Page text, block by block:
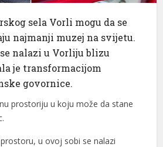
sela Vorli mogu da se
najmanji muzej na svijetu.
nalazi u Vorliju blizu
je transformacijom
govornice.
prostoriju u koju može da stane
u ovoj sobi se nalazi